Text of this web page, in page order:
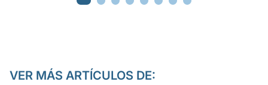
VER MÁS ARTÍCULOS DE: